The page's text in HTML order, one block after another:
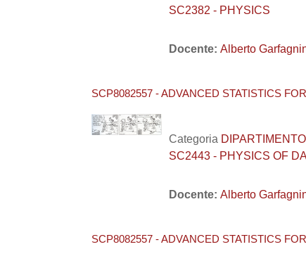
SC2382 - PHYSICS
Docente: Alberto
SCP8082557 - ADVANCED STATISTICS
Categoria
SC2443 - PHYSICS OF
Docente: Alberto
SCP8082557 - ADVANCED STATISTICS